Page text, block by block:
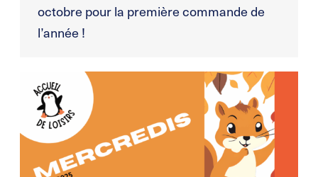
octobre pour la première commande de
l’année !